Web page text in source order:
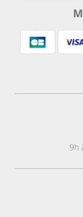
9h